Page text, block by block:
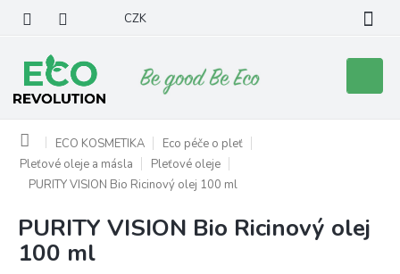
obsah
CZK
košík
Domů ECO KOSMETIKA
Eco péče o pleť
Pleťové oleje a másla
Pleťové oleje
PURITY VISION Bio Ricinový olej 100 ml
PURITY VISION Bio Ricinový olej
100 ml